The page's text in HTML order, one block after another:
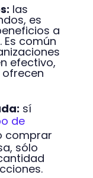
las
es
a
común
efectivo,
sí
de
comprar
sólo